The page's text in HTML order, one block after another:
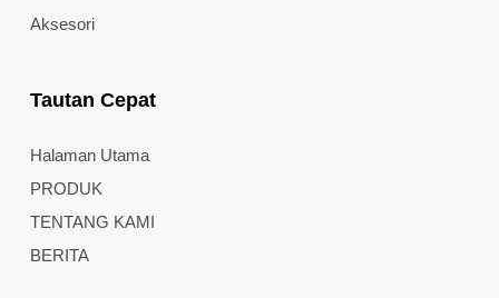
Aksesori
Tautan Cepat
Halaman Utama
PRODUK
TENTANG KAMI
BERITA